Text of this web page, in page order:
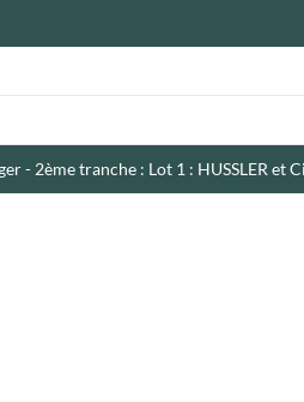
- 2ème tranche : Lot 1 : HUSSLER et